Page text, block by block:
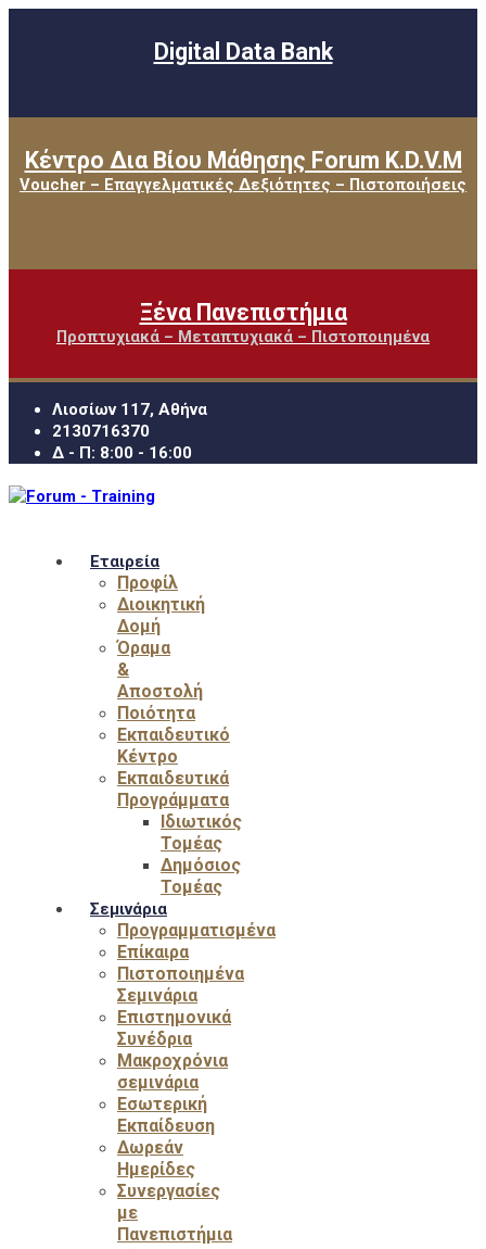
Digital Data Bank
Κέντρο Δια Βίου Μάθησης Forum K.D.V.M
Voucher – Επαγγελματικές Δεξιότητες – Πιστοποιήσεις
Ξένα Πανεπιστήμια
Προπτυχιακά – Μεταπτυχιακά – Πιστοποιημένα
Λιοσίων 117, Αθήνα
2130716370
Δ - Π: 8:00 - 16:00
Εταιρεία
Προφίλ
Διοικητική
Δομή
Όραμα
&
Αποστολή
Ποιότητα
Εκπαιδευτικό
Κέντρο
Εκπαιδευτικά
Προγράμματα
Ιδιωτικός
Τομέας
Δημόσιος
Τομέας
Σεμινάρια
Προγραμματισμένα
Επίκαιρα
Πιστοποιημένα
Σεμινάρια
Επιστημονικά
Συνέδρια
Μακροχρόνια
σεμινάρια
Εσωτερική
Εκπαίδευση
Δωρεάν
Ημερίδες
Συνεργασίες
με
Πανεπιστήμια